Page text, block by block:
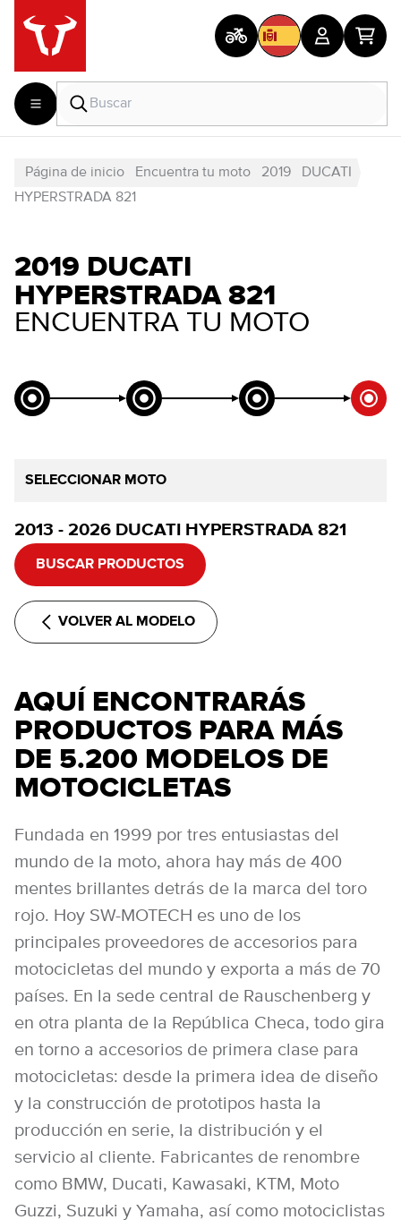
Página de inicio Encuentra tu moto 2019
DUCATI
HYPERSTRADA 821
2019 DUCATI
HYPERSTRADA 821
ENCUENTRA TU MOTO
SELECCIONAR MOTO
2013 - 2026 DUCATI HYPERSTRADA 821
BUSCAR PRODUCTOS
VOLVER AL MODELO
AQUÍ ENCONTRARÁS
PRODUCTOS PARA MÁS
DE 5.200 MODELOS DE
MOTOCICLETAS
Fundada en 1999 por tres entusiastas del
mundo de la moto, ahora hay más de 400
mentes brillantes detrás de la marca del toro
rojo. Hoy SW-MOTECH es uno de los
principales proveedores de accesorios para
motocicletas del mundo y exporta a más de 70
países. En la sede central de Rauschenberg y
en otra planta de la República Checa, todo gira
en torno a accesorios de primera clase para
motocicletas: desde la primera idea de diseño
y la construcción de prototipos hasta la
producción en serie, la distribución y el
servicio al cliente. Fabricantes de renombre
como BMW, Ducati, Kawasaki, KTM, Moto
Guzzi, Suzuki y Yamaha, así como motociclistas